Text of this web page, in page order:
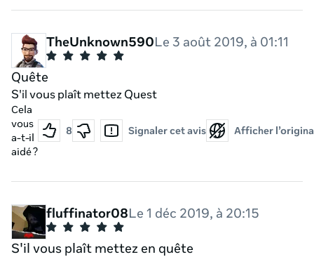
TheUnknown590Le 3 août 2019, à 01:11
Quête
S'il vous plaît mettez Quest
Cela
vous
a-t-il
aidé ?
8 Signaler cet avis Afficher
fluffinator08Le 1 déc 2019, à 20:15
S'il vous plaît mettez en quête